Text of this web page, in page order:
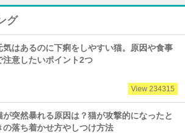
グ
気はあるのに下痢をしやすい猫。原因や食事
注意したいポイント2つ
View 234315
が突然暴れる原因は？猫が攻撃的になったと
の落ち着かせ方やしつけ方法